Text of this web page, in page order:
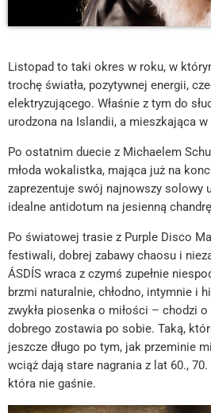
Listopad to taki okres w roku, w
trochę światła, pozytywnej energii,
elektryzującego. Właśnie z tym do
urodzona na Islandii, a mieszkająca w
Po ostatnim duecie z Michaelem
młoda wokalistka, mająca już na
zaprezentuje swój najnowszy solowy
idealne antidotum na jesienną
Po światowej trasie z Purple Disco
festiwali, dobrej zabawy chaosu i
ÁSDÍS wraca z czymś zupełnie
brzmi naturalnie, chłodno, intymnie i
zwykła piosenka o miłości – chodzi
dobrego zostawia po sobie. Taką,
jeszcze długo po tym, jak przeminie
wciąż dają stare nagrania z lat 60.,
która nie gaśnie.